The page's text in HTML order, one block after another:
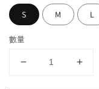
S M L
數量